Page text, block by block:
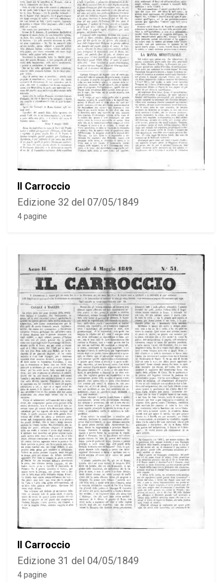
Il Carroccio
Edizione 32 del 07/05/1849
4 pagine
Il Carroccio
Edizione 31 del 04/05/1849
4 pagine